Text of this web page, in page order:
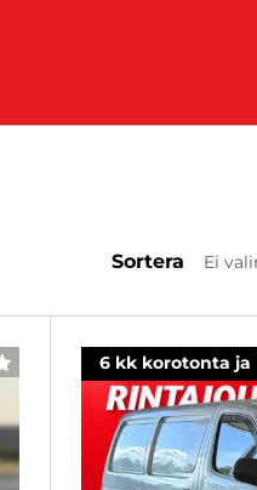
Sortera Ei
FAVORITER6 kk korotonta